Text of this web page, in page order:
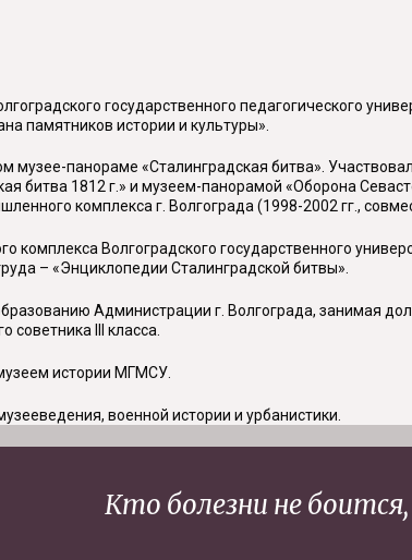
государственного педагогического
памятников истории и культуры».
музее-панораме «Сталинградская битва».
битва 1812 г.» и музеем-панорамой «Оборона
комплекса г. Волгограда (1998-2002 гг.,
комплекса Волгоградского государственного
– «Энциклопедии Сталинградской битвы».
Администрации г. Волгограда, занимая
советника III класса.
истории МГМСУ.
военной истории и урбанистики.
Кто болезни не